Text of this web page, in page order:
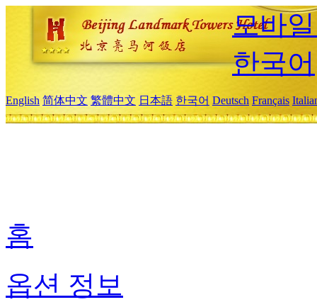
모바
한국어
English 简体中文 繁體中文 日本語 한국어 Deutsch Français
홈
옵션 정보